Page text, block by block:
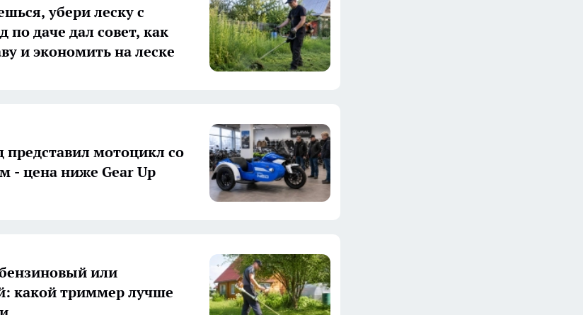
убери леску с
по даче дал совет, как
и экономить на леске
представил мотоцикл со
- цена ниже Gear Up
или
какой триммер лучше